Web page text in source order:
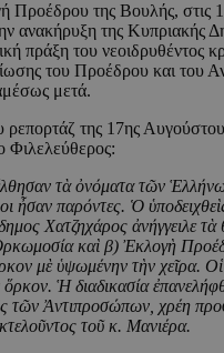
Προέδρου της Βουλής, στις
ανακήρυξη της Κυπριακής
πράξη του νεοιδρυθέντος
του Προέδρου και του
μετά.
ρεπορτάζ της 17ης
Φιλελεύθερος:
τὰ ὀνόματα τῶν Ἑ
ἦσαν παρόντες. Ὁ ὑποδειχθεὶ
Χατζηχάρος ἀνήγγειλε τὰ
ρκωμοσία καὶ β) Ἐκλογὴ
μὲ ὑψωμένην τὴν χεῖρα. Οἱ
ὅρκον. Ἡδιαδικασίαἐ
ς τῶν Ἀντιπροσώπων, χρέη
κτελοῦντος τοῦκ. Μανιέρα.